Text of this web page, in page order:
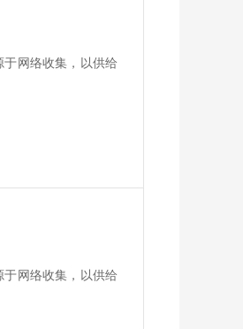
网络收集，以供给
网络收集，以供给